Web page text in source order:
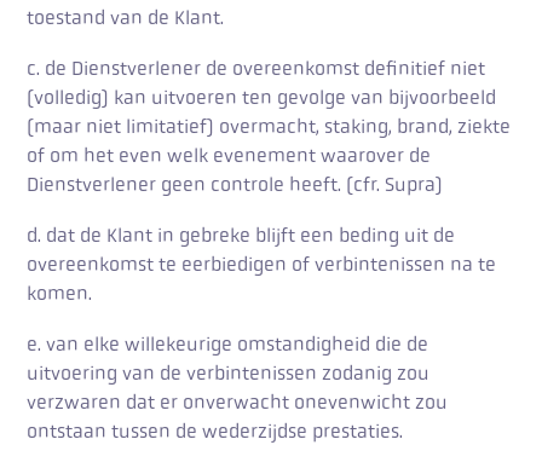
toestand van de Klant.
c. de Dienstverlener de overeenkomst definitief niet
(volledig) kan uitvoeren ten gevolge van bijvoorbeeld
(maar niet limitatief) overmacht, staking, brand, ziekte
of om het even welk evenement waarover de
Dienstverlener geen controle heeft. (cfr. Supra)
d. dat de Klant in gebreke blijft een beding uit de
overeenkomst te eerbiedigen of verbintenissen na te
komen.
e. van elke willekeurige omstandigheid die de
uitvoering van de verbintenissen zodanig zou
verzwaren dat er onverwacht onevenwicht zou
ontstaan tussen de wederzijdse prestaties.